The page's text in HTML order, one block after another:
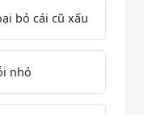
bỏ cái cũ xấu
nhỏ